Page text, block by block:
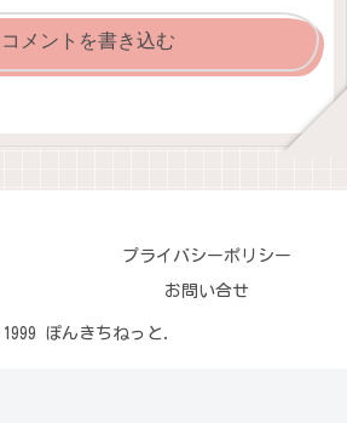
コメントを書き込む
プライバシーポリシー
お問い合せ
ぽんきちねっと.